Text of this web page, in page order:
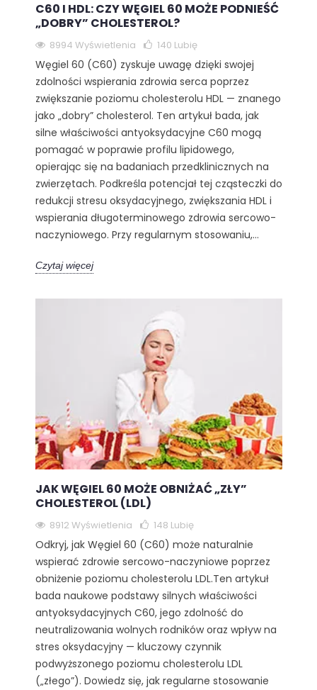
C60 I HDL: CZY WĘGIEL 60 MOŻE PODNIEŚĆ
„DOBRY” CHOLESTEROL?
8994 Wyświetlenia 140 Lubię
Węgiel 60 (C60) zyskuje uwagę dzięki swojej
zdolności wspierania zdrowia serca poprzez
zwiększanie poziomu cholesterolu HDL — znanego
jako „dobry” cholesterol. Ten artykuł bada, jak
silne właściwości antyoksydacyjne C60 mogą
pomagać w poprawie profilu lipidowego,
opierając się na badaniach przedklinicznych na
zwierzętach. Podkreśla potencjał tej cząsteczki do
redukcji stresu oksydacyjnego, zwiększania HDL i
wspierania długoterminowego zdrowia sercowo-
naczyniowego. Przy regularnym stosowaniu,...
Czytaj więcej
JAK WĘGIEL 60 MOŻE OBNIŻAĆ „ZŁY”
CHOLESTEROL (LDL)
8912 Wyświetlenia 148 Lubię
Odkryj, jak Węgiel 60 (C60) może naturalnie
wspierać zdrowie sercowo-naczyniowe poprzez
obniżenie poziomu cholesterolu LDL.Ten artykuł
bada naukowe podstawy silnych właściwości
antyoksydacyjnych C60, jego zdolność do
neutralizowania wolnych rodników oraz wpływ na
stres oksydacyjny — kluczowy czynnik
podwyższonego poziomu cholesterolu LDL
(„złego”). Dowiedz się, jak regularne stosowanie